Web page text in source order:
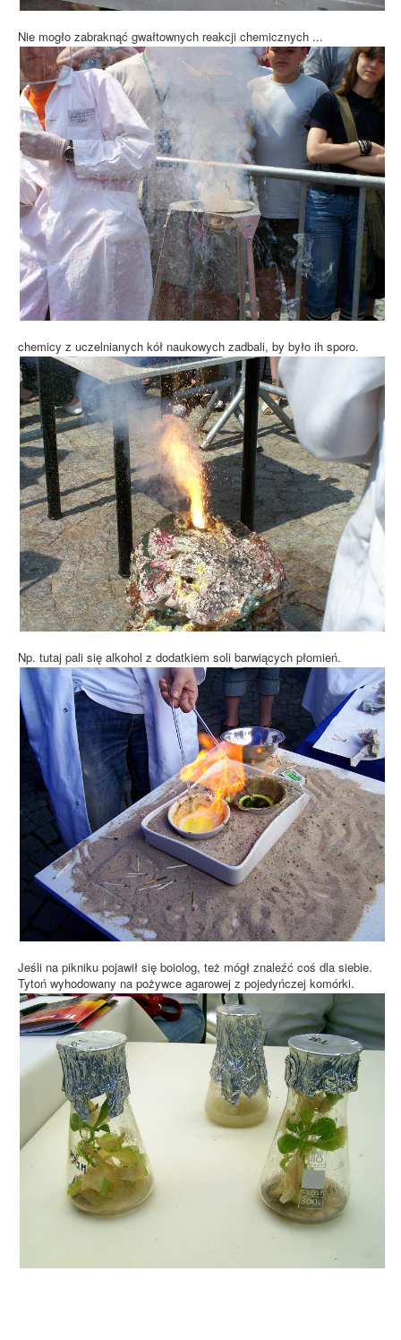
Nie mogło zabraknąć gwałtownych reakcji chemicznych ...
chemicy z uczelnianych kół naukowych zadbali, by było ih sporo.
Np. tutaj pali się alkohol z dodatkiem soli barwiących płomień.
Jeśli na pikniku pojawił się boiolog, też mógł znaleźć coś dla siebie.
Tytoń wyhodowany na pożywce agarowej z pojedyńczej komórki.